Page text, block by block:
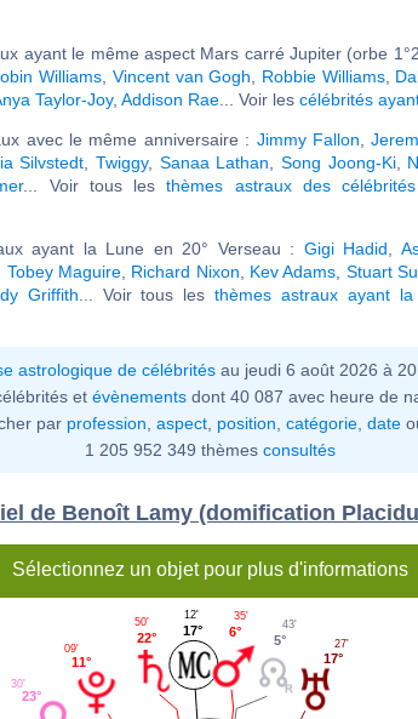
ayant le même aspect Mars carré Jupiter (orbe
Williams Vincent van Gogh Robbie Williams,
Taylor-Joy, Addison Rae ... Voir les célébrités
avec le même anniversaire : Jimmy Fallon ,
Silvstedt ,Twiggy, Sanaa Lathan ,Song Joong-Ki,
... Voir tous lesthèmes astraux des
ayant la Lune en 20° Verseau : Gigi Hadid
Tobey Maguire, Richard Nixon Kev Adams Stuart
Griffith ... Voir tous lesthèmes astraux ayant
astrologique de célébritésau jeudi 6 août 2026 à
et évènements dont 40 087 avec heure de
par profession aspect position catégorie date
1 205 952 349 thèmes consultés
de Benoît Lamy (domification
Sélectionnez un objet pour plus d'informations
17°
27'
5°
43'
6°
35'
17°
12'
22°
50'
11°
09'
23°
30'